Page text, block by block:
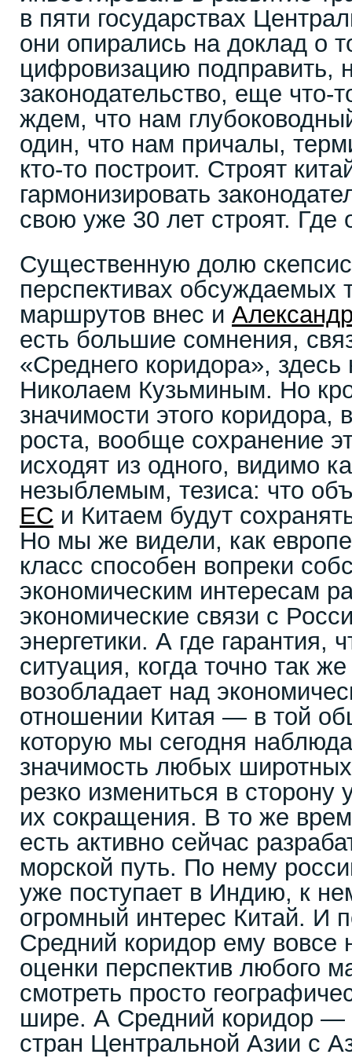
в пяти государствах
они опирались на доклад о
цифровизацию подправить,
законодательство, еще что-
ждем, что нам
один, что нам причалы,
кто-то построит. Строят
гармонизировать
свою уже 30 лет строят.
Существенную долю
перспективах обсуждаемых
маршрутов внес и
есть большие сомнения,
«Среднего коридора», здесь
Николаем Кузьминым. Но
значимости этого коридора,
роста, вообще сохранение
исходят из одного, видимо
незыблемым, тезиса: что
ЕС и Китаем будут
Но мы же видели, как
класс способен вопреки
экономическим интересам
экономические связи с
энергетики. А где гарантия,
ситуация, когда точно так
возобладает над
отношении Китая — в той
которую мы сегодня
значимость любых
резко измениться в
их сокращения. В то же
есть активно сейчас
морской путь. По нему
уже поступает в Индию, к
огромный интерес Китай. И
Средний коридор ему вовсе
оценки перспектив любого
смотреть просто
шире. А Средний коридор —
стран Центральной Азии с